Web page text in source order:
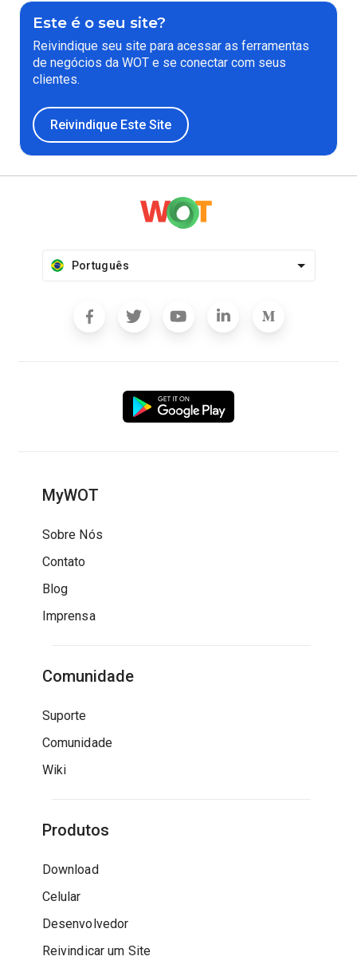
Este é o seu site?
Reivindique seu site para acessar as ferramentas
de negócios da WOT e se conectar com seus
clientes.
Reivindique Este Site
Português
MyWOT
Sobre Nós
Contato
Blog
Imprensa
Comunidade
Suporte
Comunidade
Wiki
Produtos
Download
Celular
Desenvolvedor
Reivindicar um Site